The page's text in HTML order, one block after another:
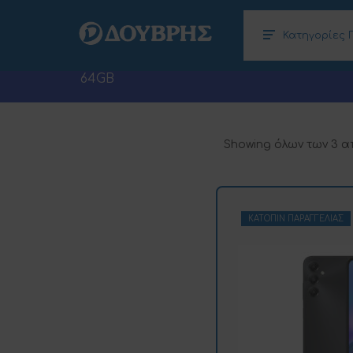
Κατηγορίες
64GB
Showing όλων των 3
ΚΑΤΌΠΙΝ ΠΑΡΑΓΓΕΛΊΑΣ